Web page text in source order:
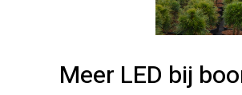
Meer LED bij